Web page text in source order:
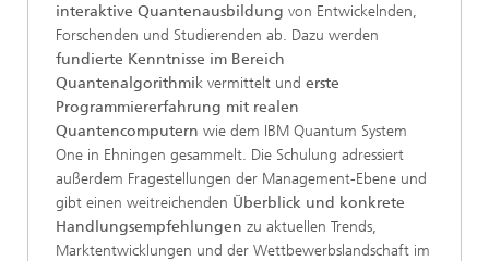
interaktive Quantenausbildung von Entwickelnden,
Forschenden und Studierenden ab. Dazu werden
fundierte Kenntnisse im Bereich
Quantenalgorithmik vermittelt und erste
Programmiererfahrung mit realen
Quantencomputern wie dem IBM Quantum System
One in Ehningen gesammelt. Die Schulung adressiert
außerdem Fragestellungen der Management-Ebene und
gibt einen weitreichenden Überblick und konkrete
Handlungsempfehlungen zu aktuellen Trends,
Marktentwicklungen und der Wettbewerbslandschaft im